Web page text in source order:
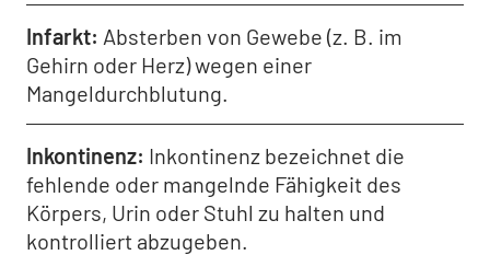
Infarkt Absterben von Gewebe (z. B. im
Gehirn oder Herz) wegen einer
Mangeldurchblutung.
Inkontinenz Inkontinenz bezeichnet die
fehlende oder mangelnde Fähigkeit des
Körpers, Urin oder Stuhl zu halten und
kontrolliert abzugeben.